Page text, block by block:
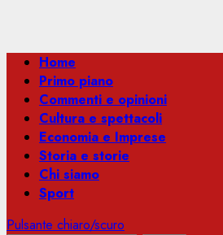
Menu
principale
Home
Primo piano
Commenti e opinioni
Cultura e spettacoli
Economia e Imprese
Storia e storie
Chi siamo
Sport
Pulsante chiaro/scuro